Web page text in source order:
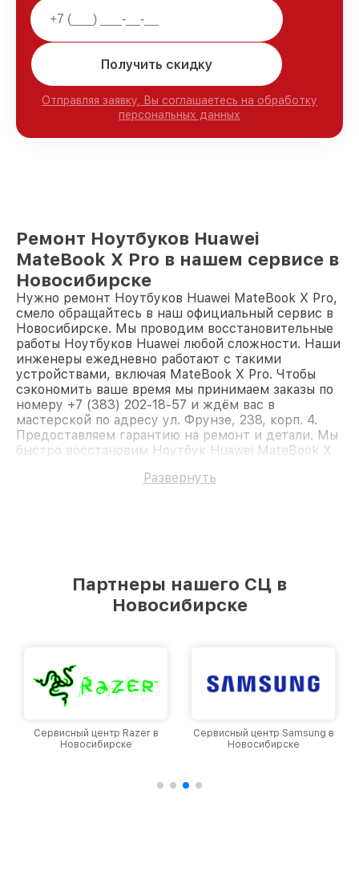
Получить скидку
Отправляя заявку, Вы соглашаетесь на обработку
персональных данных
Ремонт Ноутбуков Huawei
MateBook X Pro в нашем сервисе в
Новосибирске
Нужно ремонт Ноутбуков Huawei MateBook X Pro,
смело обращайтесь в наш официальный сервис в
Новосибирске. Мы проводим восстановительные
работы Ноутбуков Huawei любой сложности. Наши
инженеры ежедневно работают с такими
устройствами, включая MateBook X Pro. Чтобы
сэкономить ваше время мы принимаем заказы по
номеру +7 (383) 202-18-57 и ждём вас в
мастерской по адресу ул. Фрунзе, 238, корп. 4.
Предоставляем гарантию на ремонт и детали. Мы
быстро восстановим Ноутбук Huawei MateBook X
Развернуть
Партнеры нашего СЦ в
Новосибирске
Сервисный центр Samsung в
Новосибирске
Сервисный центр Irbis в
Новосибирске